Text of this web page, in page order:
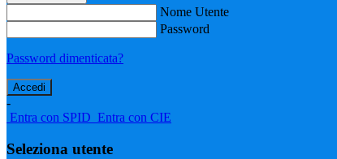
Nome Utente
Password
Password dimenticata?
-
Entra con SPID Entra con CIE
Seleziona utente